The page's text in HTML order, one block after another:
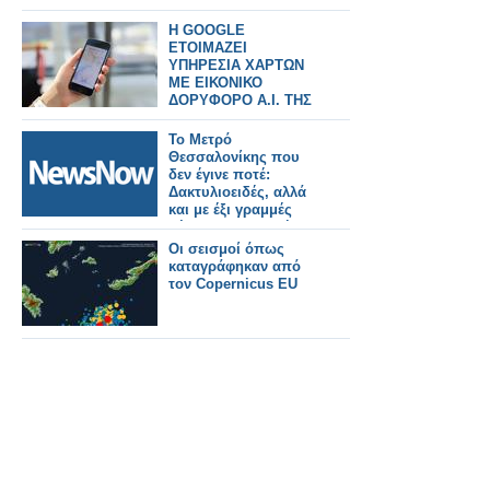
H GOOGLE
ΕΤΟΙΜΑΖΕΙ
ΥΠΗΡΕΣΙΑ ΧΑΡΤΩΝ
ΜΕ ΕΙΚΟΝΙΚΟ
ΔΟΡΥΦΟΡΟ Α.Ι. ΤΗΣ
ΓΗΣ
Το Μετρό
Θεσσαλονίκης που
δεν έγινε ποτέ:
Δακτυλιοειδές, αλλά
και με έξι γραμμές
μέχρι… Χαλκιδική
Οι σεισμοί όπως
καταγράφηκαν από
τον Copernicus EU